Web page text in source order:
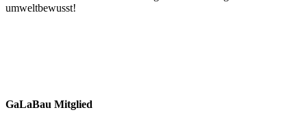
umweltbewusst!
GaLaBau Mitglied